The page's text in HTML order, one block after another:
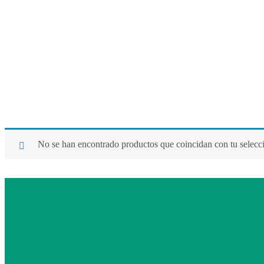
No se han encontrado productos que coincidan con tu